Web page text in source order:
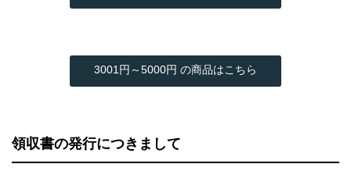
3001円～5000円 の商品はこちら
領収書の発行につきまして